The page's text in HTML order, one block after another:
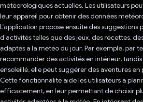
météorologiques actuelles. Les utilisateurs
leur appareil pour obtenir des données
L'application propose ensuite des suggestions
d'activités telles que des jeux, des recettes,
adaptés à la météo du jour. Par exemple, par
recommander des activités en intérieur,
ensoleillé, elle peut suggérer des aventures en
Cette fonctionnalité aide les utilisateurs à
efficacement, en leur permettant de choisir